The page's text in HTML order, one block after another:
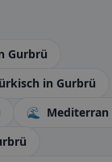
Gurbrü
in Gurbrü
🌊 Mediterran